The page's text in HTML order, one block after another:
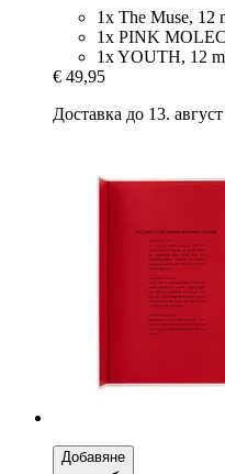
1x The Muse, 12
1x PINK
1x YOUTH, 12
€ 49,95
Доставка до 13. август
Добавяне